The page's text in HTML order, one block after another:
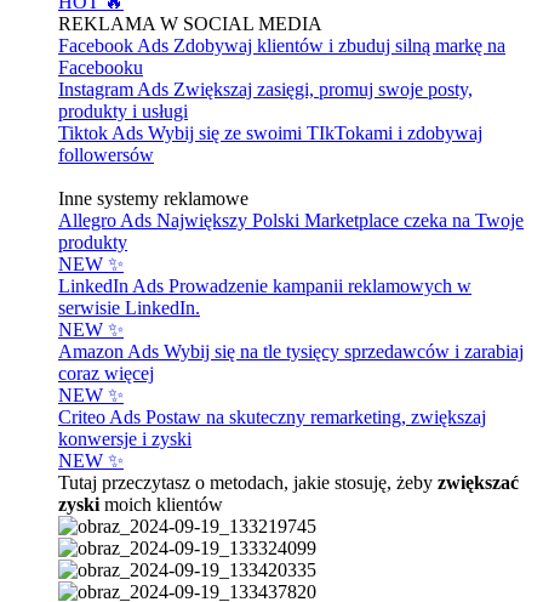
REKLAMA W SOCIAL MEDIA
Facebook Ads Zdobywaj klientów i zbuduj silną markę na
Facebooku
Instagram Ads Zwiększaj zasięgi, promuj swoje posty,
produkty i usługi
Tiktok Ads Wybij się ze swoimi TIkTokami i zdobywaj
followersów
Inne systemy reklamowe
Allegro Ads Największy Polski Marketplace czeka na Twoje
produkty
NEW ✨
LinkedIn Ads Prowadzenie kampanii reklamowych w
serwisie LinkedIn.
NEW ✨
Amazon Ads Wybij się na tle tysięcy sprzedawców i zarabiaj
coraz więcej
NEW ✨
Criteo Ads Postaw na skuteczny remarketing, zwiększaj
konwersje i zyski
NEW ✨
Tutaj przeczytasz o metodach, jakie stosuję, żeby zwiększać
zyski moich klientów